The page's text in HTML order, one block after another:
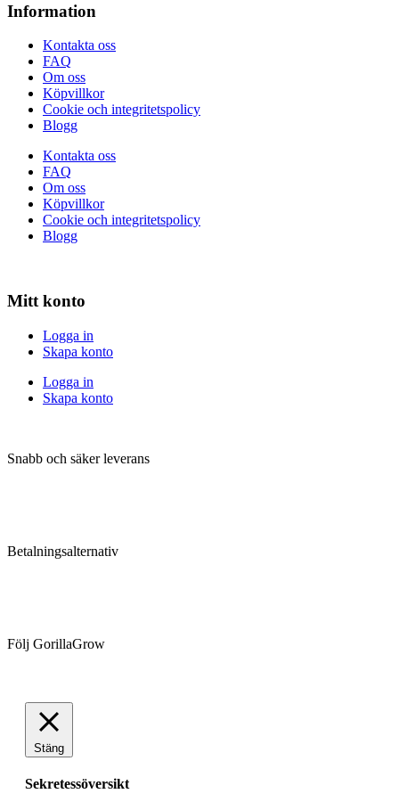
Information
Kontakta oss
FAQ
Om oss
Köpvillkor
Cookie och integritetspolicy
Blogg
Kontakta oss
FAQ
Om oss
Köpvillkor
Cookie och integritetspolicy
Blogg
Mitt konto
Logga in
Skapa konto
Logga in
Skapa konto
Snabb och säker leverans
Betalningsalternativ
Följ GorillaGrow
Stäng
Sekretessöversikt